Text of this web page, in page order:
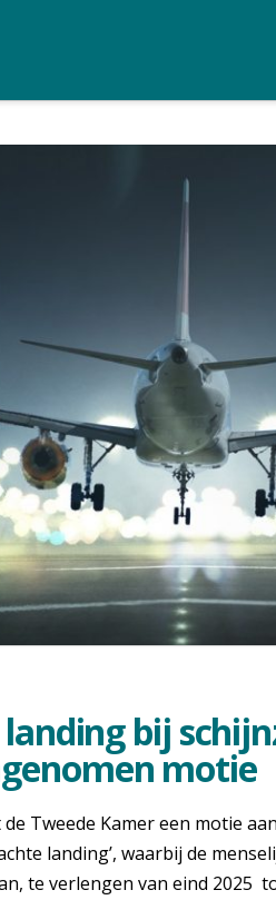
landing bij
motie
Tweede Kamer een motie
landing’, waarbij de
te verlengen van eind 2025